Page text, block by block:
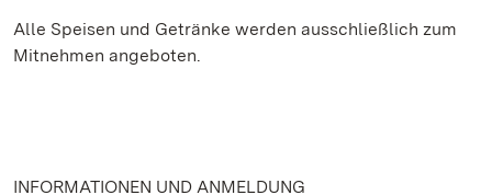
Alle Speisen und Getränke werden ausschließlich zum
Mitnehmen angeboten.
INFORMATIONEN UND ANMELDUNG